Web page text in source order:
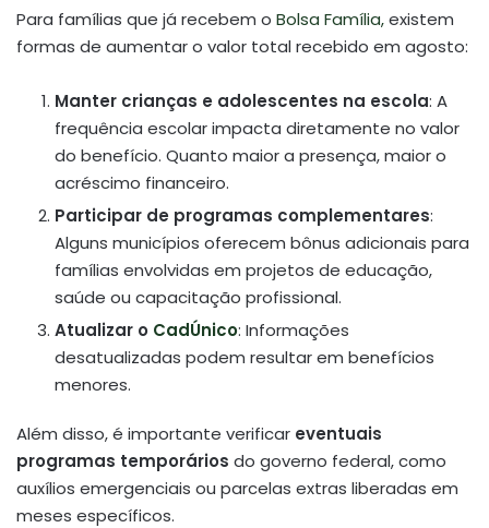
Para famílias que já recebem o Bolsa Família,existem
formas de aumentar o valor total recebido em agosto:
Manter crianças e adolescentes na escola: A
frequência escolar impacta diretamente no valor
do benefício. Quanto maior a presença, maior o
acréscimo financeiro.
Participar de programas complementares:
Alguns municípios oferecem bônus adicionais para
famílias envolvidas em projetos de educação,
saúde ou capacitação profissional.
Atualizar o CadÚnico: Informações
desatualizadas podem resultar em benefícios
menores.
Além disso, é importante verificar eventuais
programas temporários do governo federal, como
auxílios emergenciais ou parcelas extras liberadas em
meses específicos.